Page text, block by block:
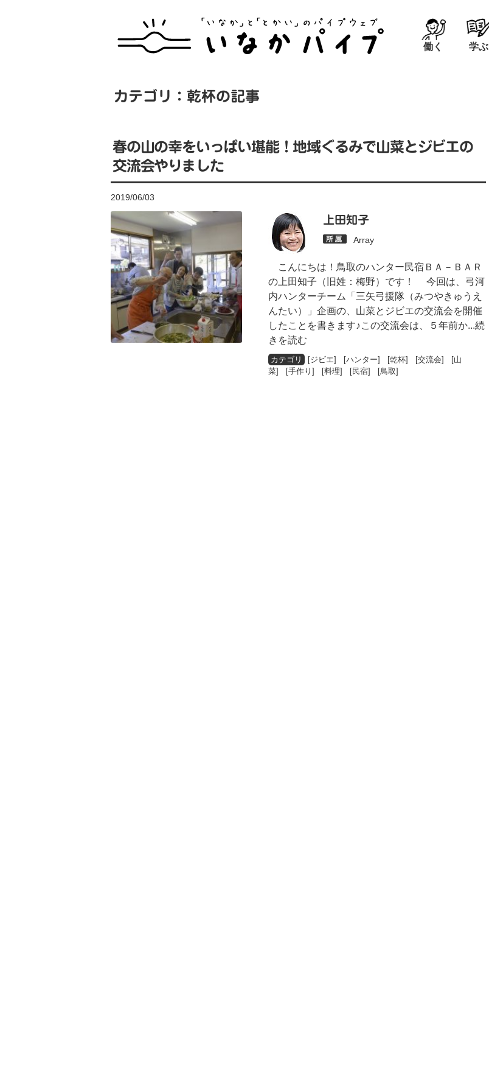
働く 学ぶ
カテゴリ：乾杯の記事
春の山の幸をいっぱい堪能！地域ぐるみで山菜とジビエの
交流会やりました
2019/06/03
上田知子
Array
こんにちは！鳥取のハンター民宿ＢＡ－ＢＡＲ
の上田知子（旧姓：梅野）です！ 今回は、弓河
内ハンターチーム「三矢弓援隊（みつやきゅうえ
んたい）」企画の、山菜とジビエの交流会を開催
したことを書きます♪この交流会は、５年前か...続
きを読む
[ジビエ] [ハンター] [乾杯] [交流会] [山
菜] [手作り] [料理] [民宿] [鳥取]